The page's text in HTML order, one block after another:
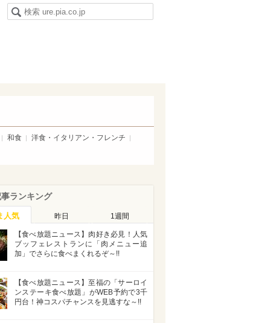
和食
洋食・イタリアン・フレンチ
事ランキング
人気 昨日 1週間
【食べ放題ニュース】肉好き必見！人気
ブッフェレストランに「肉メニュー追
加」でさらに食べまくれるぞ～!!
【食べ放題ニュース】至福の「サーロイ
ンステーキ食べ放題」がWEB予約で3千
円台！神コスパチャンスを見逃すな～!!